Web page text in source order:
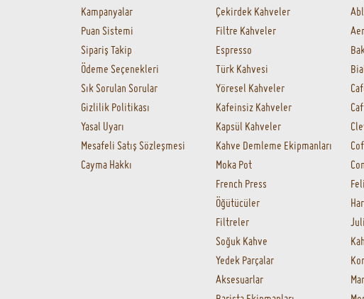
Kampanyalar
Puan Sistemi
Sipariş Takip
Ödeme Seçenekleri
Sık Sorulan Sorular
Gizlilik Politikası
Yasal Uyarı
Mesafeli Satış Sözleşmesi
Cayma Hakkı
Çekirdek Kahveler
Filtre Kahveler
Espresso
Türk Kahvesi
Yöresel Kahveler
Kafeinsiz Kahveler
Kapsül Kahveler
Kahve Demleme Ekipmanları
Moka Pot
French Press
Öğütücüler
Filtreler
Soğuk Kahve
Yedek Parçalar
Aksesuarlar